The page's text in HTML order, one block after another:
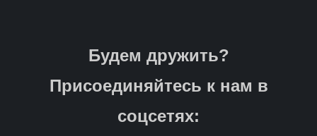
Будем дружить?
Присоединяйтесь к нам в
соцсетях: